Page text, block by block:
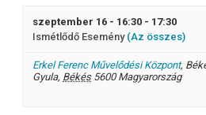
szeptember 16 - 16:30 - 17:30
Ismétlődő Esemény (Az összes)
Erkel Ferenc Művelődési Központ,
Gyula, Békés 5600 Magyarország